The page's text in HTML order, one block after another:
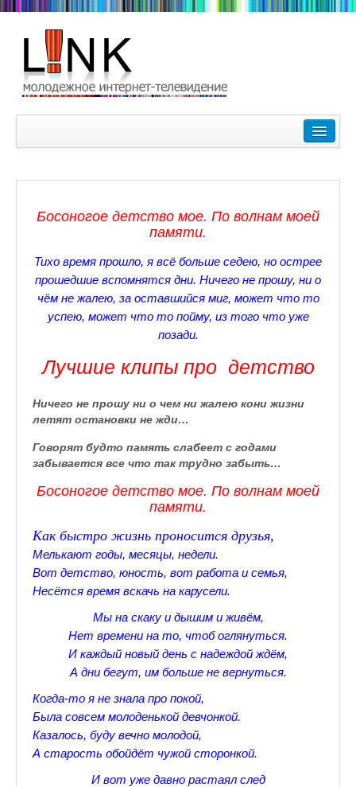
Зимние Олимпийские игры 2018. Заметки наших
Любимые фильмы Любимые актеры
Царское Село в Санкт-Петербурге
Прогулки по Царскому Селу. Зима.
Прогулки по Царскому Селу. Весна.
Прогулки по Царскому Селу. Лето
Прогулки по Царскому Селу. Осень
Александр Пушкин Стихи
Стихотворения лицеистов
Лучшие стихи Русских Классиков
♪♫Nostalgia melody★
♪♫Музыкальное ассорти★
♪♫Nostalgia melody★
ЗАЛЫ ДЛЯ НАСТОЛЬНОГО ТЕННИСА В ПУШКИНЕ
Босоногое детство мое. По волнам моей
памяти.
Тихо время прошло, я всё больше седею, но острее
прошедшие вспомнятся дни. Ничего не прошу, ни о
чём не жалею, за оставшийся миг, может что то
успею, может что то пойму, из того что уже
позади.
Лучшие клипы про детство
Ничего не прошу ни о чем ни жалею кони жизни
летят остановки не жди…
Говорят будто память слабеет с годами
забывается все что так трудно забыть…
Босоногое детство мое. По волнам моей
памяти.
Как быстро жизнь проносится друзья,
Мелькают годы, месяцы, недели.
Вот детство, юность, вот работа и семья,
Несётся время вскачь на карусели.
Мы на скаку и дышим и живём,
Нет времени на то, чтоб оглянуться.
И каждый новый день с надеждой ждём,
А дни бегут, им больше не вернуться.
Когда-то я не знала про покой,
Была совсем молоденькой девчонкой.
Казалось, буду вечно молодой,
А старость обойдёт чужой сторонкой.
И вот уже давно растаял след